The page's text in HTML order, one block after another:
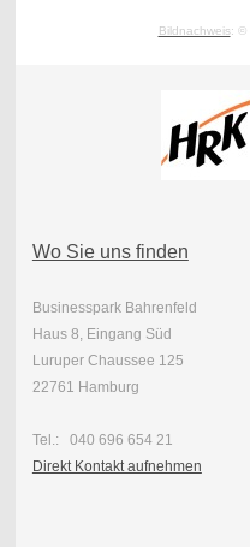
Bildnachweis: ©
Wo Sie uns finden
Businesspark Bahrenfeld
Haus 8, Eingang Süd
Luruper Chaussee 125
22761 Hamburg
Tel.: 040 696 654 21
Direkt Kontakt aufnehmen